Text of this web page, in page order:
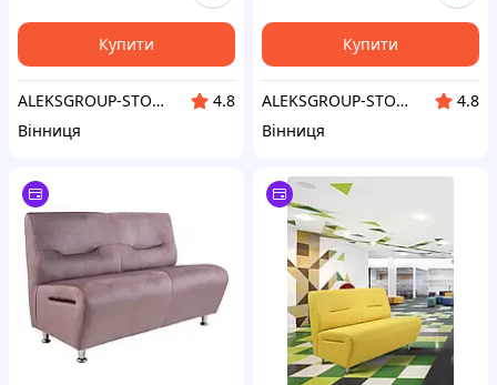
Купити
ALEKSGROUP-STORE
4.8
Вінниця
Купити
ALEKSGROUP-STORE
4.8
Вінниця